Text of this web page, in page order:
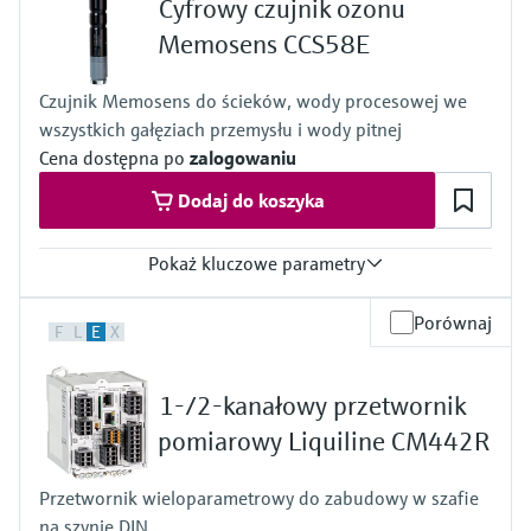
Temperatura procesu
+0...55 °C (32 ... 130°F), non-freezing
Ciśnienie procesu
Max. 1 bar (max. 14.5 psi)
Cyfrowy czujnik ozonu
Memosens CCS58E
Czujnik Memosens do ścieków, wody procesowej we
wszystkich gałęziach przemysłu i wody pitnej
Cena dostępna po zalogowaniu
Dodaj do koszyka
Pokaż kluczowe parametry
0 to 2 mg/l
+0 to 45 °C (32 to 110 °F), non freezing
Ciśnienie procesu
1 bar (14.5 psi), 2 bar (29 psi) absolute
Measuring method
- closed 2 electrode system
- conversion of ozone into a signal current in nA
- signal current is proportional to the concentration of ozone
F L E X Porównaj
1-/2-kanałowy przetwornik
pomiarowy Liquiline CM442R
Przetwornik wieloparametrowy do zabudowy w szafie